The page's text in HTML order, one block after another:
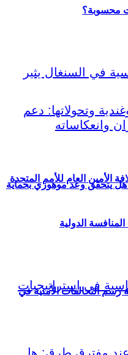
محسوبة؟
الأمين العام للأمم المتحدة
الدولية
هل يتحقق وعد موهوزي بحماية
رسم التحالفات الأمنية في